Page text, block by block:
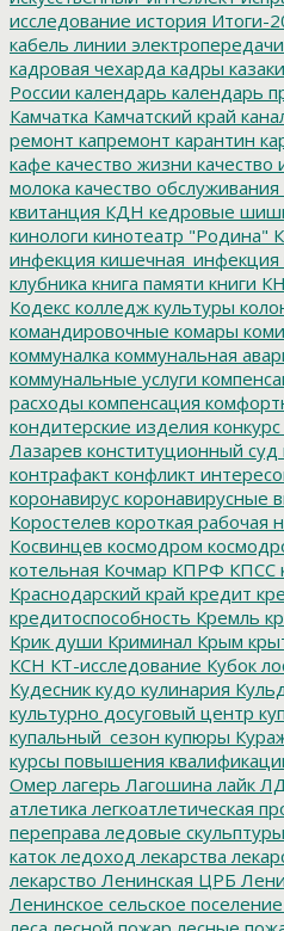
исследование история Итоги-
кабель линии электропередачи
кадровая чехарда кадры казаки
России календарь календарь
Камчатка Камчатский край
ремонт капремонт карантин
кафе качество жизни качество
молока качество обслуживания
квитанция КДН кедровые
кинологи кинотеатр "Родина"
инфекция кишечная_инфекция
клубника книга памяти книги
Кодекс колледж культуры
командировочные комары
коммуналка коммунальная
коммунальные услуги
расходы компенсация
кондитерские изделия конкурс
Лазарев конституционный суд
контрафакт конфликт
коронавирус коронавирусные
Коростелев короткая рабочая
Косвинцев космодром
котельная Кочмар КПРФ КПСС
Краснодарский край кредит
кредитоспособность Кремль
Крик души Криминал Крым
КСН КТ-исследование Кубок
Кудесник кудо кулинария
культурно досуговый центр
купальный_сезон купюры
курсы повышения
Омер лагерь Лагошина лайк
атлетика легкоатлетическая
переправа ледовые скульптуры
каток ледоход лекарства
лекарство Ленинская ЦРБ
Ленинское сельское поселение